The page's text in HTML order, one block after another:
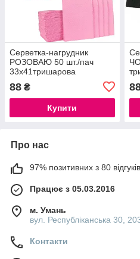
Серветка-нагрудник
РОЗОВАЮ 50 шт./пач
33х41тришарова
88 ₴
Купити
Про нас
97% позитивних з 80
Працює з 05.03.2016
м. Умань
вул. Республіканська 30,
Контакти